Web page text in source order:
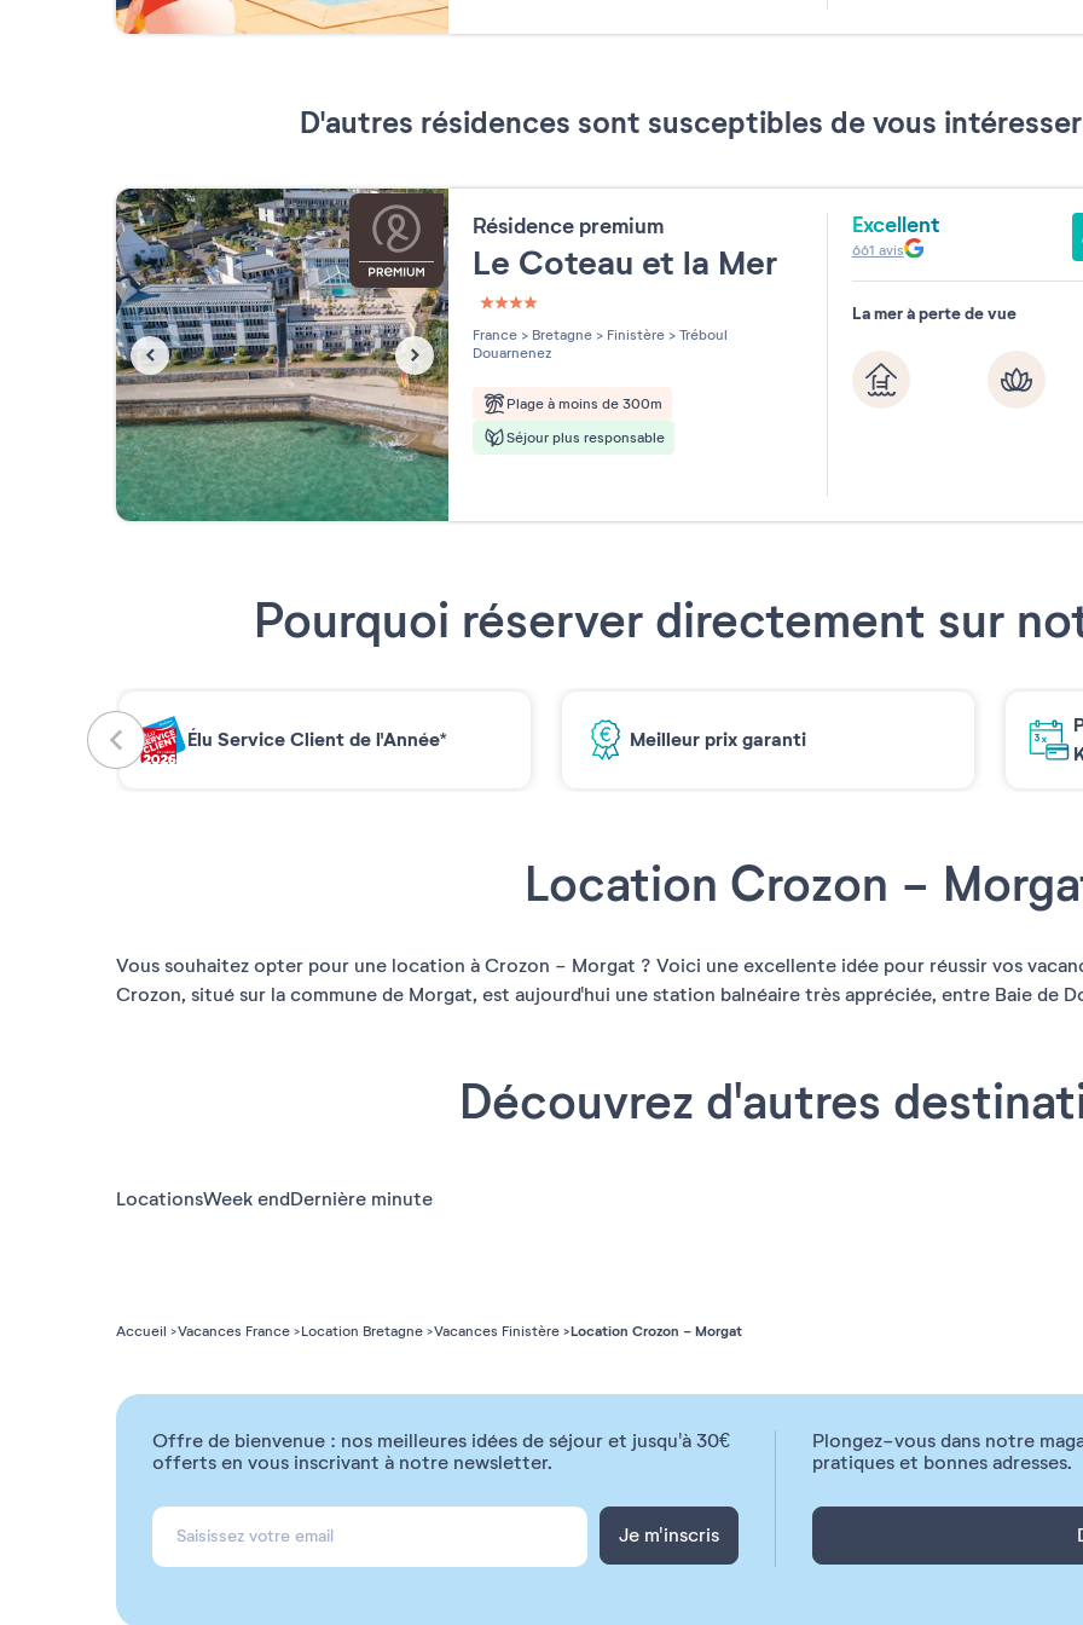
31
Location Crozon -
Vous souhaitez opter pour une location à Crozon - Morgat ? Voici une excellente idée pour réussir vos
Crozon, situé sur la commune de Morgat, est aujourd'hui une station balnéaire très appréciée, entre Baie de
D'autres résidences sont susceptibles de vous
Résidence premium
Le Coteau et la Mer
4 étoiles sur 5
France > Bretagne > Finistère > Tréboul
Douarnenez
Plage à moins de 300m
Séjour plus responsable
Excellent
661 avis
La mer à perte de vue
Pourquoi réserver directement sur
Élu Service Client de l'Année* Meilleur prix garanti
Découvrez d'autres
LocationsWeek endDernière minute
Accueil Vacances France Location Bretagne Vacances Finistère Location Crozon - Morgat
Offre de bienvenue : nos meilleures idées de séjour et jusqu'à 30€
offerts en vous inscrivant à notre newsletter.
Je m'inscris
Plongez-vous dans notre
pratiques et bonnes adresses.